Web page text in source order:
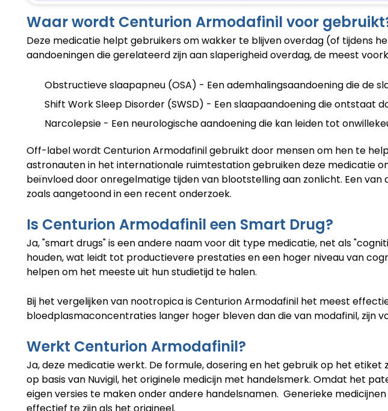
Waar wordt Centurion Armodafinil voor
Deze medicatie helpt gebruikers om wakker te blijven overdag (of tijdens
aandoeningen die gerelateerd zijn aan slaperigheid overdag, de meest
Obstructieve slaapapneu (OSA) - Een ademhalingsaandoening die de
Shift Work Sleep Disorder (SWSD) - Een slaapaandoening die ontstaat
Narcolepsie - Een neurologische aandoening die kan leiden tot
Off-label wordt Centurion Armodafinil gebruikt door mensen om hen te
astronauten in het internationale ruimtestation gebruiken deze medicatie
beïnvloed door onregelmatige tijden van blootstelling aan zonlicht. Een
zoals aangetoond in een recent onderzoek.
Is Centurion Armodafinil een Smart Drug?
Ja, "smart drugs" is een andere naam voor dit type medicatie, net als
houden, wat leidt tot productievere prestaties en een hoger niveau van
helpen om het meeste uit hun studietijd te halen.
Bij het vergelijken van nootropica is Centurion Armodafinil het meest
bloedplasmaconcentraties langer hoger bleven dan die van modafinil, zijn
Werkt Centurion Armodafinil?
Ja, deze medicatie werkt. De formule, dosering en het gebruik op het
op basis van Nuvigil, het originele medicijn met handelsmerk. Omdat het
eigen versies te maken onder andere handelsnamen. Generieke